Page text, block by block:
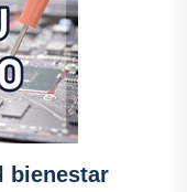
bienestar